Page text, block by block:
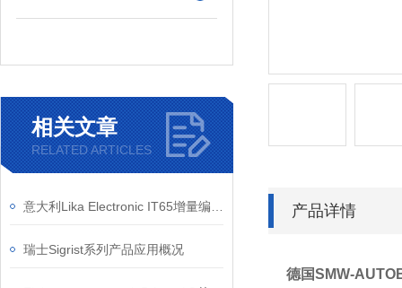
相关文章
RELATED ARTICLES
瑞士Sigrist系列产品应用概况
产品详情
德国SMW-